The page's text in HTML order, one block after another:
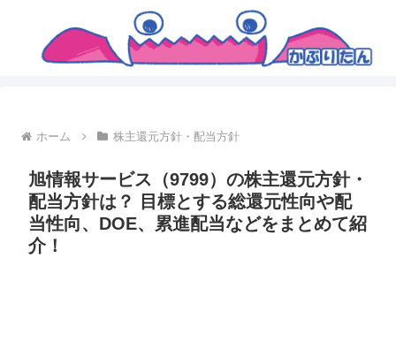
ホーム 株主還元方針・配当方針
旭情報サービス（9799）の株主還元方針・
配当方針は？ 目標とする総還元性向や配
当性向、DOE、累進配当などをまとめて紹
介！